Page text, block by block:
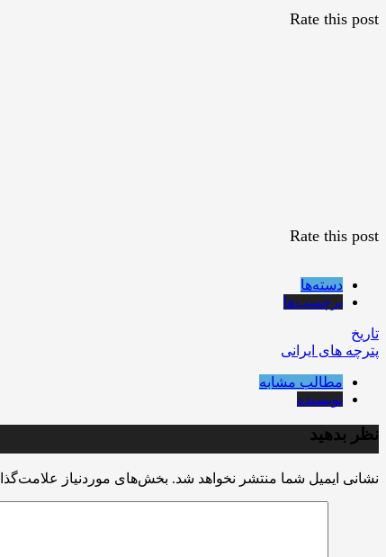
Rate this post
Rate this post
دسته‌ها
برچسب‌ها
تاریخ
پترچه های ایرانی
مطالب مشابه
نویسنده
نظر بدهید
نشانی ایمیل شما منتشر نخواهد شد. بخش‌های موردنیاز